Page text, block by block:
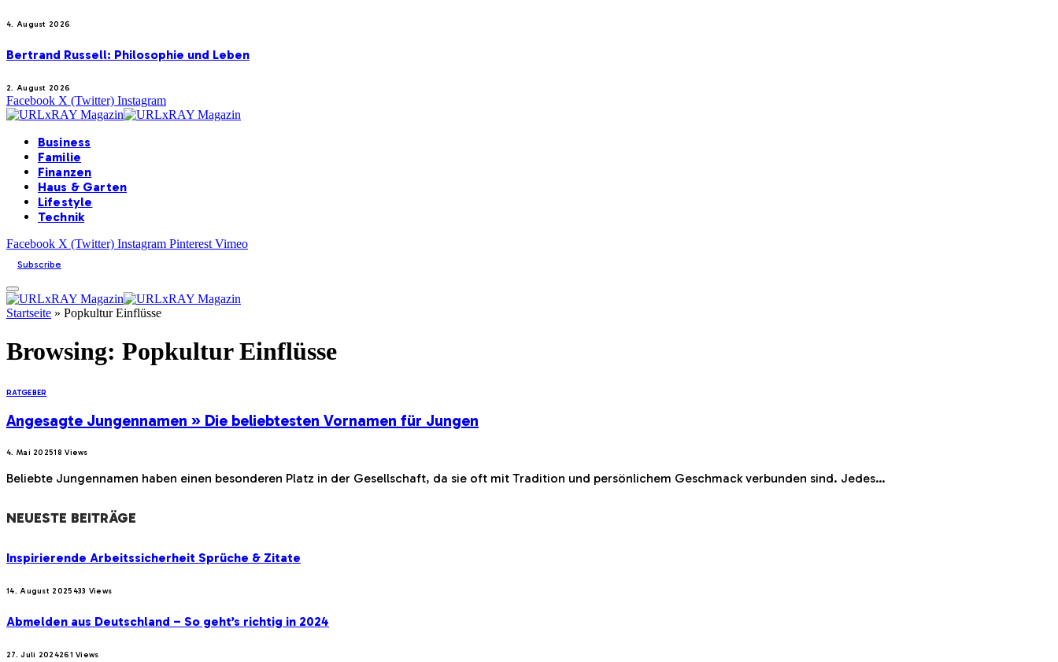
4. August 2026
Bertrand Russell: Philosophie und Leben
2. August 2026
Facebook X (Twitter) Instagram
Business
Familie
Finanzen
Haus & Garten
Lifestyle
Technik
Facebook X (Twitter) Instagram Pinterest Vimeo
Subscribe
Startseite » Popkultur Einflüsse
Browsing: Popkultur Einflüsse
RATGEBER
Angesagte Jungennamen » Die beliebtesten Vornamen für Jungen
4. Mai 202518Views
Beliebte Jungennamen haben einen besonderen Platz in der Gesellschaft, da sie oft mit Tradition und persönlichem Geschmack verbunden sind. Jedes…
NEUESTE BEITRÄGE
Inspirierende Arbeitssicherheit Sprüche & Zitate
14. August 2025433 Views
Abmelden aus Deutschland – So geht’s richtig in 2024
27. Juli 2024261Views